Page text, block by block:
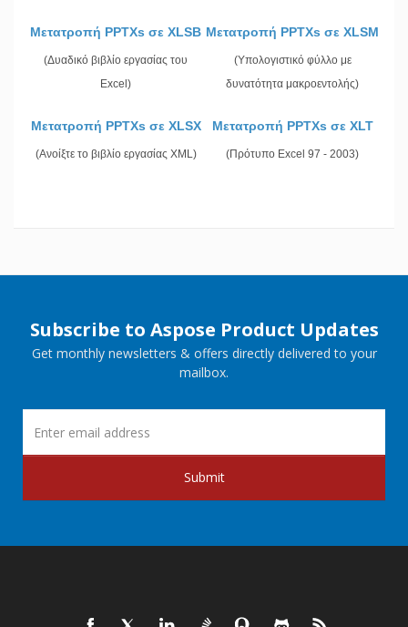
Μετατροπή PPTXs σε XLSB
(Δυαδικό βιβλίο εργασίας του
Excel)
Μετατροπή PPTXs σε XLSM
(Υπολογιστικό φύλλο με
δυνατότητα μακροεντολής)
Μετατροπή PPTXs σε XLSX
(Ανοίξτε το βιβλίο εργασίας XML)
Μετατροπή PPTXs σε XLT
(Πρότυπο Excel 97 - 2003)
Subscribe to Aspose Product Updates
Get monthly newsletters & offers directly delivered to your
mailbox.
Submit